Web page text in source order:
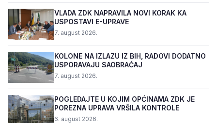
VLADA ZDK NAPRAVILA NOVI KORAK KA
USPOSTAVI E-UPRAVE
7. august 2026.
KOLONE NA IZLAZU IZ BIH, RADOVI DODATNO
USPORAVAJU SAOBRAĆAJ
7. august 2026.
POGLEDAJTE U KOJIM OPĆINAMA ZDK JE
POREZNA UPRAVA VRŠILA KONTROLE
6. august 2026.